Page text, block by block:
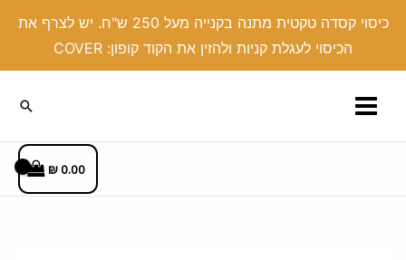
כיסוי קסדה טקטית מתנה בקנייה מעל 250 ש"ח. יש לצרף את
הכיסוי לעגלת קניות ולהזין את הקוד קופון: COVER
חיפוש
0.00
₪